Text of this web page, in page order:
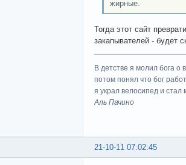
жирные.
Тогда этот сайт
закапывателей - будет
В детстве я молил бога о
потом понял что бог
я украл велосипед и стал
Аль Пачино
21-10-11 07:02:45